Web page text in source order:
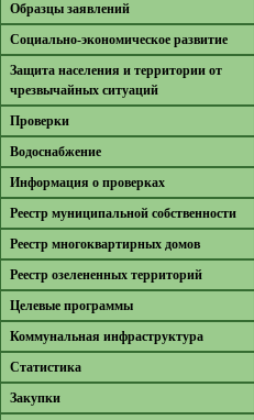
Образцы заявлений
Cоциально-экономическое развитие
Защита населения и территории от
чрезвычайных ситуаций
Проверки
Водоснабжение
Информация о проверках
Реестр муниципальной собственности
Реестр многоквартирных домов
Реестр озелененных территорий
Целевые программы
Коммунальная инфраструктура
Cтатистика
Закупки